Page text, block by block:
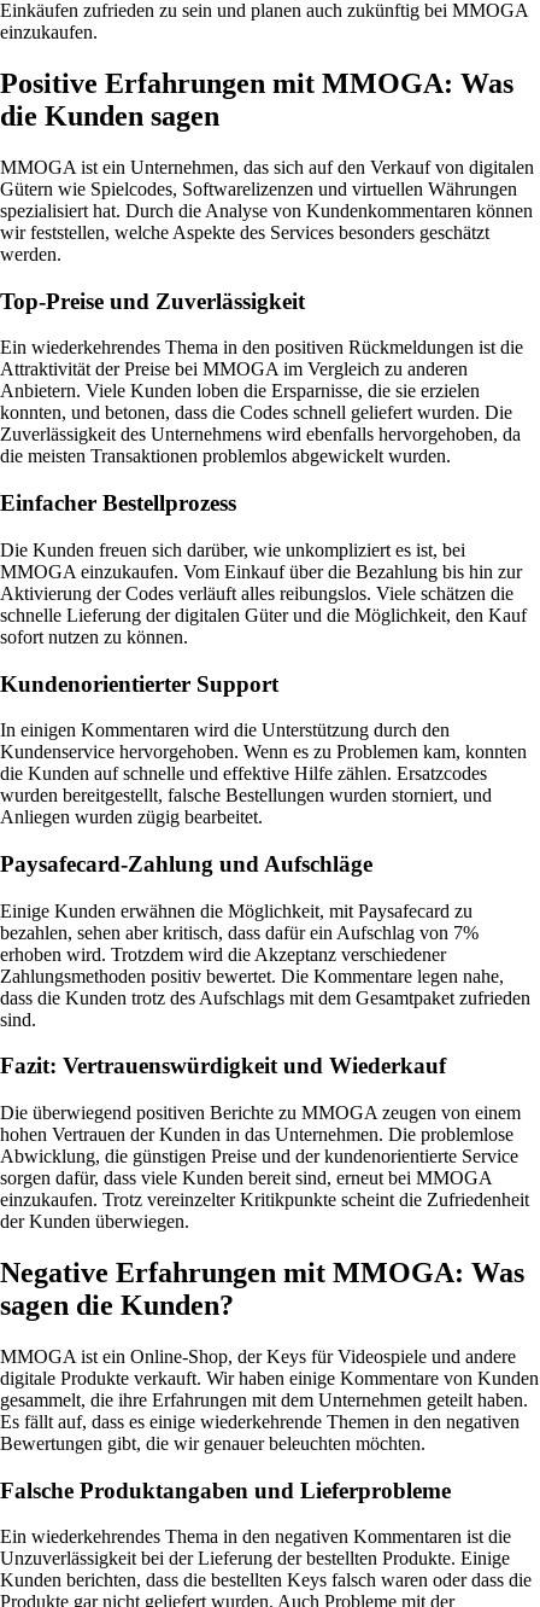
Einkäufen zufrieden zu sein und planen auch zukünftig bei MMOGA
einzukaufen.
Positive Erfahrungen mit MMOGA: Was
die Kunden sagen
MMOGA ist ein Unternehmen, das sich auf den Verkauf von digitalen
Gütern wie Spielcodes, Softwarelizenzen und virtuellen Währungen
spezialisiert hat. Durch die Analyse von Kundenkommentaren können
wir feststellen, welche Aspekte des Services besonders geschätzt
werden.
Top-Preise und Zuverlässigkeit
Ein wiederkehrendes Thema in den positiven Rückmeldungen ist die
Attraktivität der Preise bei MMOGA im Vergleich zu anderen
Anbietern. Viele Kunden loben die Ersparnisse, die sie erzielen
konnten, und betonen, dass die Codes schnell geliefert wurden. Die
Zuverlässigkeit des Unternehmens wird ebenfalls hervorgehoben, da
die meisten Transaktionen problemlos abgewickelt wurden.
Einfacher Bestellprozess
Die Kunden freuen sich darüber, wie unkompliziert es ist, bei
MMOGA einzukaufen. Vom Einkauf über die Bezahlung bis hin zur
Aktivierung der Codes verläuft alles reibungslos. Viele schätzen die
schnelle Lieferung der digitalen Güter und die Möglichkeit, den Kauf
sofort nutzen zu können.
Kundenorientierter Support
In einigen Kommentaren wird die Unterstützung durch den
Kundenservice hervorgehoben. Wenn es zu Problemen kam, konnten
die Kunden auf schnelle und effektive Hilfe zählen. Ersatzcodes
wurden bereitgestellt, falsche Bestellungen wurden storniert, und
Anliegen wurden zügig bearbeitet.
Paysafecard-Zahlung und Aufschläge
Einige Kunden erwähnen die Möglichkeit, mit Paysafecard zu
bezahlen, sehen aber kritisch, dass dafür ein Aufschlag von 7%
erhoben wird. Trotzdem wird die Akzeptanz verschiedener
Zahlungsmethoden positiv bewertet. Die Kommentare legen nahe,
dass die Kunden trotz des Aufschlags mit dem Gesamtpaket zufrieden
sind.
Fazit: Vertrauenswürdigkeit und Wiederkauf
Die überwiegend positiven Berichte zu MMOGA zeugen von einem
hohen Vertrauen der Kunden in das Unternehmen. Die problemlose
Abwicklung, die günstigen Preise und der kundenorientierte Service
sorgen dafür, dass viele Kunden bereit sind, erneut bei MMOGA
einzukaufen. Trotz vereinzelter Kritikpunkte scheint die Zufriedenheit
der Kunden überwiegen.
Negative Erfahrungen mit MMOGA: Was
sagen die Kunden?
MMOGA ist ein Online-Shop, der Keys für Videospiele und andere
digitale Produkte verkauft. Wir haben einige Kommentare von Kunden
gesammelt, die ihre Erfahrungen mit dem Unternehmen geteilt haben.
Es fällt auf, dass es einige wiederkehrende Themen in den negativen
Bewertungen gibt, die wir genauer beleuchten möchten.
Falsche Produktangaben und Lieferprobleme
Ein wiederkehrendes Thema in den negativen Kommentaren ist die
Unzuverlässigkeit bei der Lieferung der bestellten Produkte. Einige
Kunden berichten, dass die bestellten Keys falsch waren oder dass die
Produkte gar nicht geliefert wurden. Auch Probleme mit der